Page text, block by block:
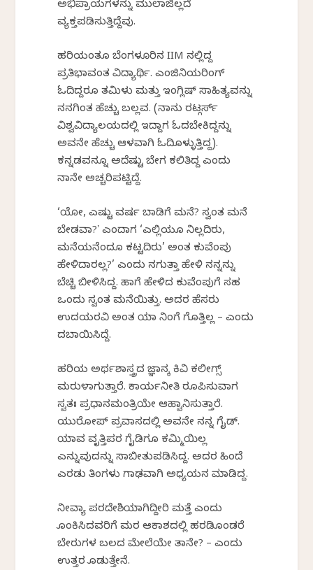
ಅಭಿಪ್ರಾಯಗಳನ್ನು ಮುಲಾಜಿಲ್ಲದೆ
ವ್ಯಕ್ತಪಡಿಸುತ್ತಿದ್ದೆವು.
ಹರಿಯಂತೂ ಬೆಂಗಳೂರಿನIIMನಲ್ಲಿದ್ದ
ಪ್ರತಿಭಾವಂತ ವಿದ್ಯಾರ್ಥಿ. ಎಂಜಿನಿಯರಿಂಗ್
ಓದಿದ್ದರೂ ತಮಿಳು ಮತ್ತು ಇಂಗ್ಲಿಷ್ ಸಾಹಿತ್ಯವನ್ನು
ನನಗಿಂತ ಹೆಚ್ಚು ಬಲ್ಲವ. (ನಾನು ರಟ್ಗರ್ಸ್
ವಿಶ್ವವಿದ್ಯಾಲಯದಲ್ಲಿ ಇದ್ದಾಗ ಓದಬೇಕಿದ್ದನ್ನು
ಅವನೇ ಹೆಚ್ಚು ಆಳವಾಗಿ ಓದಿಕೊಳ್ಳುತ್ತಿದ್ದ).
ಕನ್ನಡವನ್ನೂ ಅದೆಷ್ಟು ಬೇಗ ಕಲಿತಿದ್ದ ಎಂದು
ನಾನೇ ಅಚ್ಚರಿಪಟ್ಟಿದ್ದೆ.
‘ಯೋ, ಎಷ್ಟು ವರ್ಷ ಬಾಡಿಗೆ ಮನೆ? ಸ್ವಂತ ಮನೆ
ಬೇಡವಾ?ʼ ಎಂದಾಗ ‘ಎಲ್ಲಿಯೂ ನಿಲ್ಲದಿರು,
ಮನೆಯನೆಂದೂ ಕಟ್ಟದಿರು’ ಅಂತ ಕುವೆಂಪು
ಹೇಳಿದಾರಲ್ಲ?’ ಎಂದು ನಗುತ್ತಾ ಹೇಳಿ ನನ್ನನ್ನು
ಬೆಚ್ಚಿ ಬೀಳಿಸಿದ್ದ. ಹಾಗೆ ಹೇಳಿದ ಕುವೆಂಪುಗೆ ಸಹ
ಒಂದು ಸ್ವಂತ ಮನೆಯಿತ್ತು. ಅದರ ಹೆಸರು
ಉದಯರವಿ ಅಂತ ಯಾಕೆ ನಿಂಗೆ ಗೊತ್ತಿಲ್ಲ – ಎಂದು
ದಬಾಯಿಸಿದ್ದೆ.
ಹರಿಯ ಅರ್ಥಶಾಸ್ತ್ರದ ಜ್ಞಾನಕ್ಕೆ ಕಿವಿ ಕಲೀಗ್ಸ್
ಮರುಳಾಗುತ್ತಾರೆ. ಕಾರ್ಯನೀತಿ ರೂಪಿಸುವಾಗ
ಸ್ವತಃ ಪ್ರಧಾನಮಂತ್ರಿಯೇ ಆಹ್ವಾನಿಸುತ್ತಾರೆ.
ಯುರೋಪ್ ಪ್ರವಾಸದಲ್ಲಿ ಅವನೇ ನನ್ನ ಗೈಡ್.
ಯಾವ ವೃತ್ತಿಪರ ಗೈಡಿಗೂ ಕಮ್ಮಿಯಿಲ್ಲ
ಎನ್ನುವುದನ್ನು ಸಾಬೀತುಪಡಿಸಿದ್ದ. ಅದರ ಹಿಂದೆ
ಎರಡು ತಿಂಗಳು ಗಾಢವಾಗಿ ಅಧ್ಯಯನ ಮಾಡಿದ್ದ.
ನೀವ್ಯಾಕೆ ಪರದೇಶಿಯಾಗಿದ್ದೀರಿ ಮತ್ತೆ ಎಂದು
ಕೊಂಕಿಸಿದವರಿಗೆ ಮರ ಆಕಾಶದಲ್ಲಿ ಹರಡಿಕೊಂಡರೆ
ಬೇರುಗಳ ಬಲದ ಮೇಲೆಯೇ ತಾನೇ? – ಎಂದು
ಉತ್ತರ ಕೊಡುತ್ತೇನೆ.